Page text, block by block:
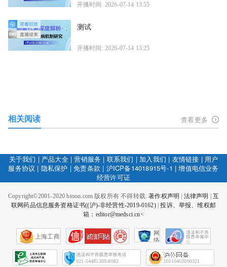
开播时间: 2026-07-14 13:55
测试
开播时间: 2026-07-14 13:25
相关阅读 查看更多
关于我们 | 产品大全|营销服务 | 联系我们 | 加入我们 | 友情链接 | 用户
服务协议 | 隐私保护 |免责条款 | 沪ICP备14018915号-1 |增值电信业务
经营许可证
Copyright©2001-2020 bioon.com 版权所有 不得转载.著作权声明 | 法律声明 | 互
联网药品信息服务资格证书((沪)-非经营性-2019-0162)|投诉、举报、维权邮
箱：editor@medsci.cn<
上海工商
网
络
会
征
021-54485309-8082 31010402000321